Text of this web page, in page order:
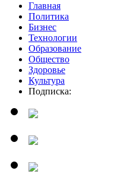
Главная
Политика
Бизнес
Технологии
Образование
Общество
Здоровье
Культура
Подписка: